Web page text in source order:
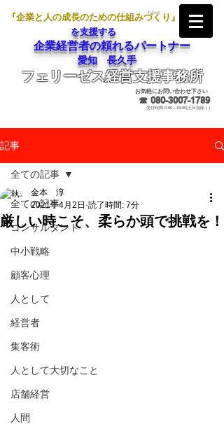
『企業と人の成長のための仕組みづくり』
を支援する
企業経営者の頼れるパートナー
愛知 長久手
フェリーゼス経営支援事務所
お気軽にお問い合わせ下さい
☎ 080-3007-1789
受付時間 9:00～18:00(土日祝除く)
記事
全ての記事
コンサルタント
中小戦略
顧客心理
人として
経営者
集客術
人として大切なこと
店舗経営
人間
全ての記事
厳しい時こそ、柔らか頭で挑戦を！
金本 淳
2021年4月2日 読了時間: 7分